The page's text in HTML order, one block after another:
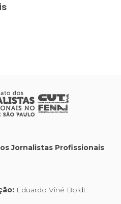
Jornalistas Profissionais
Eduardo Viné Boldt